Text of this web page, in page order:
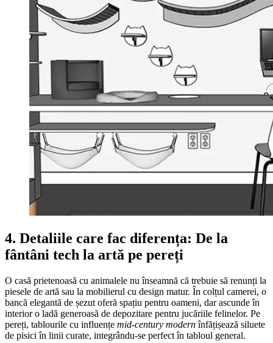
4. Detaliile care fac diferența: De la
fântâni tech la artă pe pereți
O casă prietenoasă cu animalele nu înseamnă că trebuie să renunți la
piesele de artă sau la mobilierul cu design matur. În colțul camerei, o
bancă elegantă de șezut oferă spațiu pentru oameni, dar ascunde în
interior o ladă generoasă de depozitare pentru jucăriile felinelor. Pe
pereți, tablourile cu influențe mid-century modernînfățișează siluete
de pisici în linii curate, integrându-se perfect în tabloul general.